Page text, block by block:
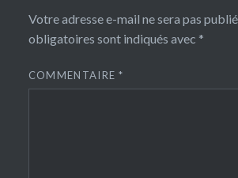
Votre adresse e-mail ne sera pas
obligatoires sont indiqués avec *
COMMENTAIRE*